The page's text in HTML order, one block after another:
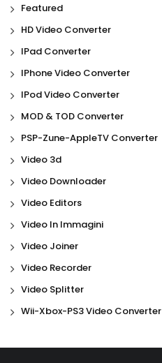
Featured
HD Video Converter
IPad Converter
IPhone Video Converter
IPod Video Converter
MOD & TOD Converter
PSP-Zune-AppleTV Converter
Video 3d
Video Downloader
Video Editors
Video In Immagini
Video Joiner
Video Recorder
Video Splitter
Wii-Xbox-PS3 Video Converter